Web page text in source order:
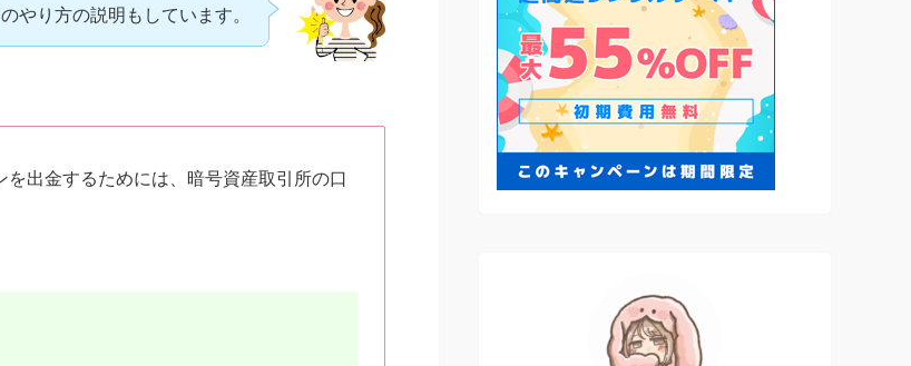
やり方の説明もしています。
出金するためには、暗号資産取引所の口